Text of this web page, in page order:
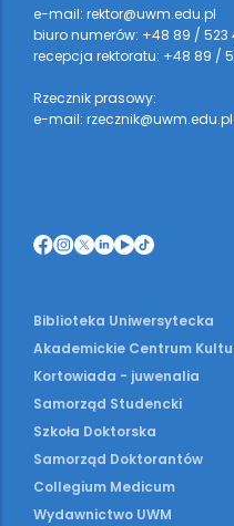
e-mail: rektor@uwm.edu.pl
biuro numerów: +48 89 / 523
recepcja rektoratu: +48 89 /
Rzecznik prasowy:
e-mail: rzecznik@uwm.edu.pl
Biblioteka Uniwersytecka
Akademickie Centrum
Kortowiada - juwenalia
Samorząd Studencki
Szkoła Doktorska
Samorząd Doktorantów
Collegium Medicum
Wydawnictwo UWM